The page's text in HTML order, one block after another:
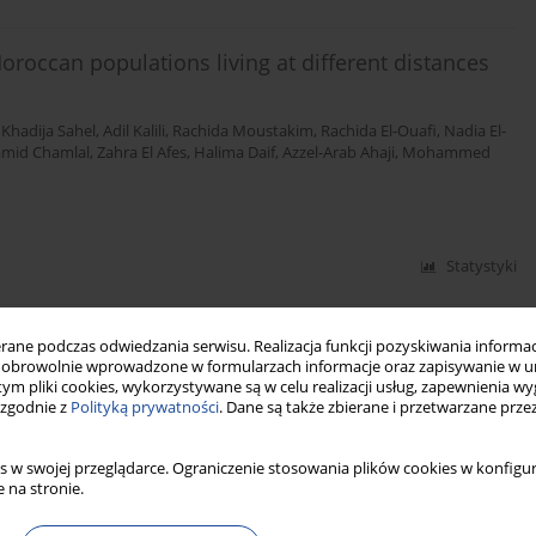
podczas odwiedzania serwisu. Realizacja funkcji pozyskiwania
wprowadzone w formularzach informacje oraz zapisywanie w
pliki cookies, wykorzystywane są w celu realizacji usług, zapewnienia
z Polityką prywatności. Dane są także zbierane i przetwarzane
w swojej przeglądarce. Ograniczenie stosowania plików cookies w
na stronie.
populations living at different distances
Khadija Sahel, Adil Kalili, Rachida Moustakim, Rachida El-Ouafi , Nadia El-
Chamlal, Zahra El Afes, Halima Daif, Azzel-Arab Ahaji, Mohammed
Statystyki
of El Jadida and impact of low birth weight
control study
Daif,Mohammed El-Ayachi,Rekia Belahsen